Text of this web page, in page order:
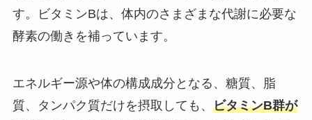
す。ビタミンBは、体内のさまざまな代謝に必要な
酵素の働きを補っています。
エネルギー源や体の構成成分となる、糖質、脂
質、タンパク質だけを摂取しても、 ビタミンB群が